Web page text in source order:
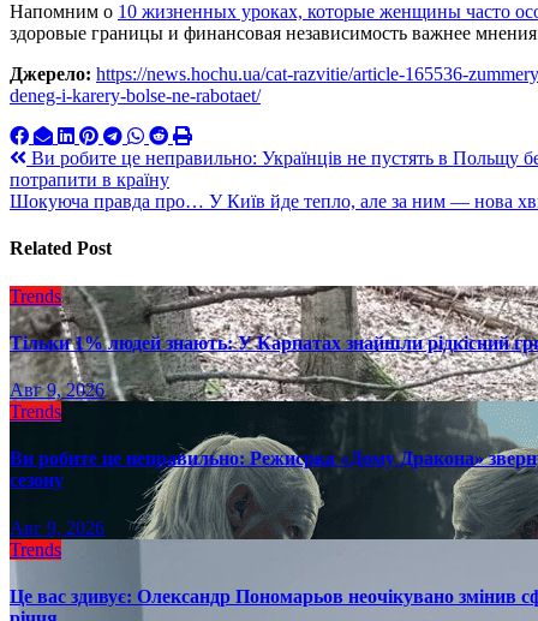
Напомним о 10 жизненных уроках, которые женщины часто
здоровые границы и финансовая независимость важнее
Джерело: https://news.hochu.ua/cat-razvitie/article-165536-
deneg-i-karery-bolse-ne-rabotaet/
Навигация
по
Ви робите це неправильно: Українців не пустять в Польщу
потрапити в країну
Шокуюча правда про… У Київ йде тепло, але за ним — нова
Related Post
Trends
Тільки 1% людей знають: У Карпатах знайшли рідкісний
Авг 9, 2026
Trends
Ви робите це неправильно: Режисрка «Дому Дракона»
сезону
Авг 9, 2026
Trends
Це вас здивує: Олександр Пономарьов неочікувано змінив